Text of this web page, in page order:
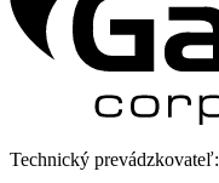
Technický prevádzkovateľ: